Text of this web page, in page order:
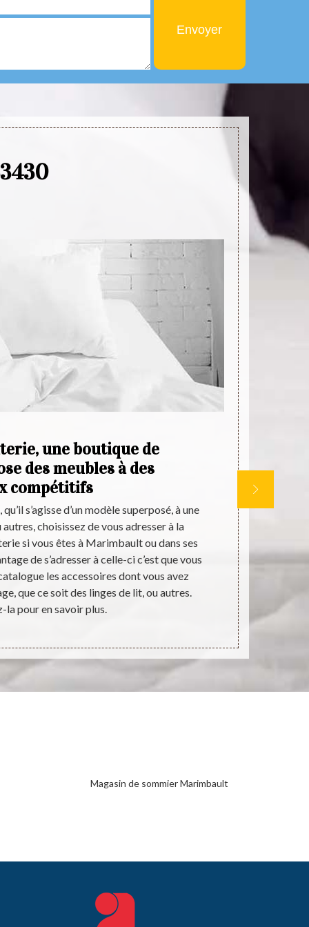
une boutique de
des meubles à des
compétitifs
s’agisse d’un modèle superposé, à une
choisissez de vous adresser à la
si vous êtes à Marimbault ou dans ses
de s’adresser à celle-ci c’est que vous
les accessoires dont vous avez
que ce soit des linges de lit, ou autres.
la pour en savoir plus.
SI vous
Magasin de sommier Marimbault